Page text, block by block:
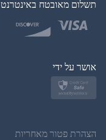
בטורקית
פולנית
תשלום מאובטח באינטרנט
אושר על ידי
הצהרת פטור מאחריות